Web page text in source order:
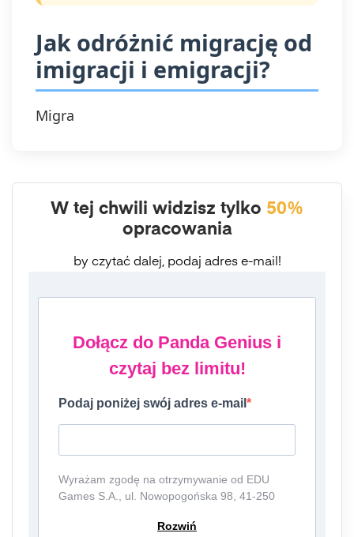
Jak odróżnić migrację od
imigracji i emigracji?
Migra
W tej chwili widzisz tylko 50%
opracowania
by czytać dalej, podaj adres e-mail!
Dołącz do Panda Genius i
czytaj bez limitu!
Podaj poniżej swój adres e-mail
Wyrażam zgodę na otrzymywanie od EDU
Games S.A., ul. Nowopogońska 98, 41-250
REGON: 387109330 (dalej jako
Rozwiń